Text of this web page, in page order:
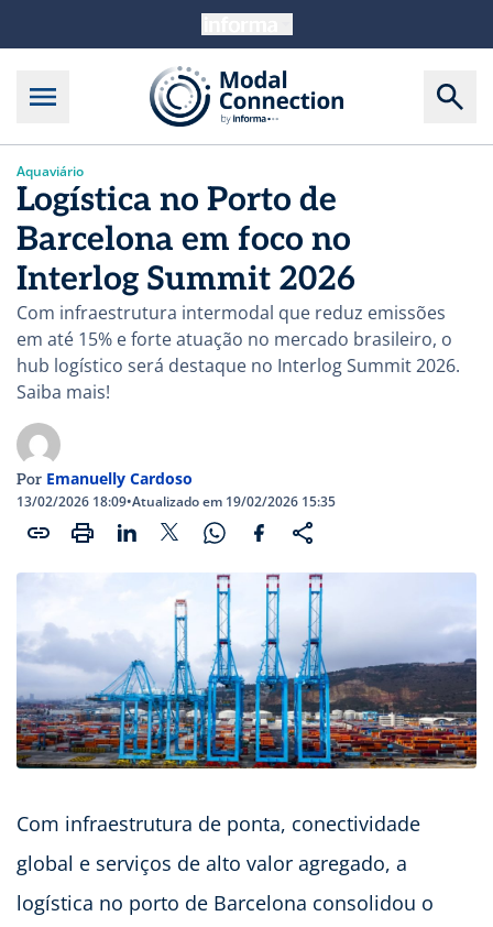
Aquaviário
Logística no Porto de
Barcelona em foco no
Interlog Summit 2026
Com infraestrutura intermodal que reduz emissões
em até 15% e forte atuação no mercado brasileiro, o
hub logístico será destaque no Interlog Summit 2026.
Saiba mais!
Por Emanuelly Cardoso
13/02/2026 18:09•Atualizado em 19/02/2026 15:35
Com infraestrutura de ponta, conectividade
global e serviços de alto valor agregado, a
logística no porto de Barcelona consolidou o